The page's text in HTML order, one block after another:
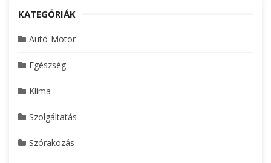
KATEGÓRIÁK
Autó-Motor
Egészség
Klíma
Szolgáltatás
Szórakozás